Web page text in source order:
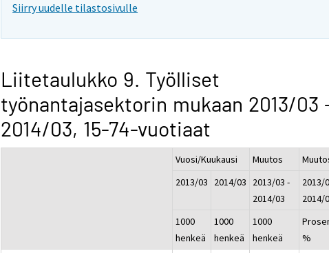
Siirry uudelle tilastosivulle
Liitetaulukko 9. Työlliset
työnantajasektorin mukaan 2013/03
2014/03, 15-74-vuotiaat
Vuosi/Kuukausi Muutos
2013/03
2014/03
2013/03 -
2014/03
2013/
2014/
1000
henkeä
1000
henkeä
1000
henkeä
%